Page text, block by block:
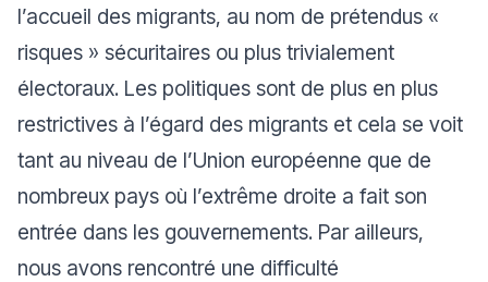
l’accueil des migrants, au nom de prétendus «
risques » sécuritaires ou plus trivialement
électoraux. Les politiques sont de plus en plus
restrictives à l’égard des migrants et cela se voit
tant au niveau de l’Union européenne que de
nombreux pays où l’extrême droite a fait son
entrée dans les gouvernements. Par ailleurs,
nous avons rencontré une difficulté